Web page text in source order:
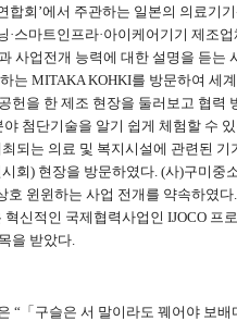
합회’에서 주관하는 일본의 의료기
·스마트인프라·아이케어기기 제조
사업전개 능력에 대한 설명을 듣는
는 MITAKA KOHKI를 방문하여 세
헌을 한 제조 현장을 둘러보고 협력
야 첨단기술을 알기 쉽게 체험할 수
되는 의료 및 복지시설에 관련된 기
회) 현장을 방문하였다. (사)구미중
호 윈윈하는 사업 전개를 약속하였다
신적인 국제협력사업인 IJOCO 프
을 받았다.
“ 「 구슬은 서 말이라도 꿰어야 보배